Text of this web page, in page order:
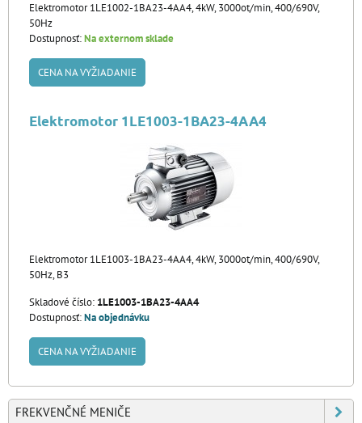
Elektromotor 1LE1002-1BA23-4AA4, 4kW, 3000ot/min, 400/690V,
50Hz
Dostupnosť:Na externom sklade
CENA NA VYŽIADANIE
Elektromotor 1LE1003-1BA23-4AA4
Elektromotor 1LE1003-1BA23-4AA4, 4kW, 3000ot/min, 400/690V,
50Hz, B3
Skladové číslo: 1LE1003-1BA23-4AA4
Dostupnosť:Na objednávku
CENA NA VYŽIADANIE
FREKVENČNÉ MENIČE